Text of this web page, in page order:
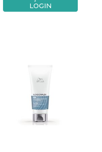
LOGIN